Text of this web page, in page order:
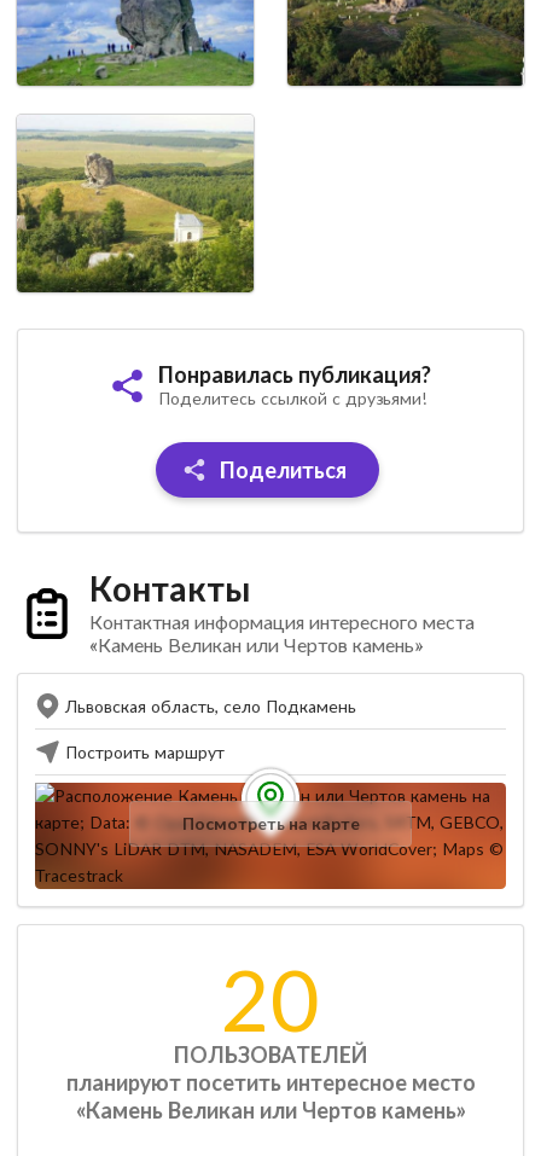
Понравилась публикация?
Поделитесь ссылкой с друзьями!
Поделиться
Контакты
Контактная информация интересного места
«Камень Великан или Чертов камень»
Львовская область, село Подкамень
Построить маршрут
Посмотреть на карте
20
ПОЛЬЗОВАТЕЛЕЙ
планируют посетить интересное место
«Камень Великан или Чертов камень»